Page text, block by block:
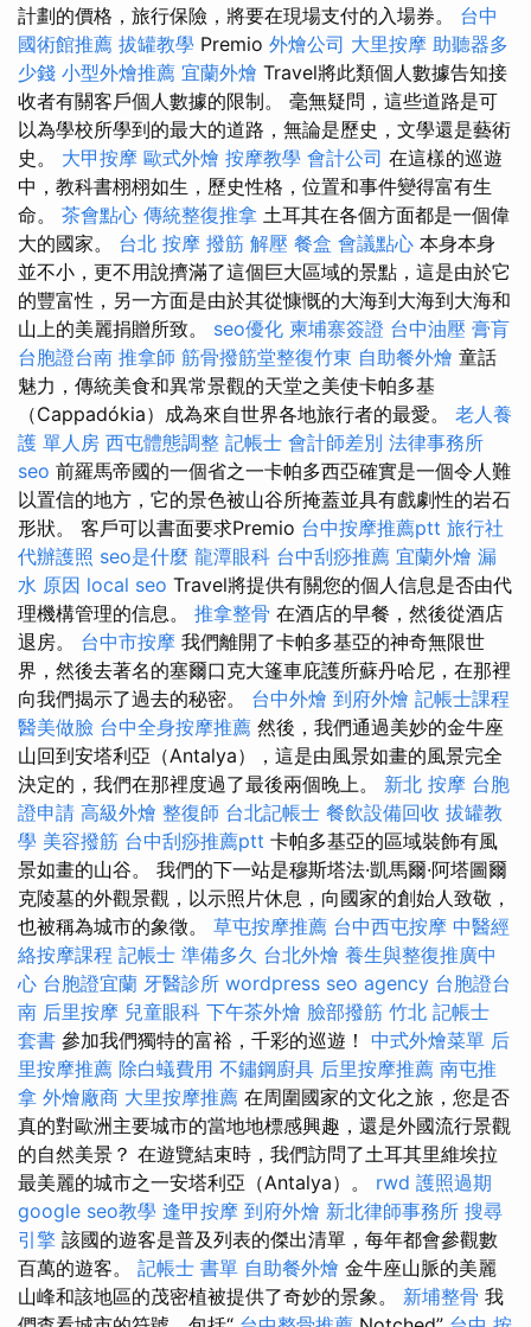
計劃的價格，旅行保險，將要在現場支付的入場券。 台中
國術館推薦 拔罐教學 Premio 外燴公司 大里按摩 助聽器多
少錢 小型外燴推薦 宜蘭外燴 Travel將此類個人數據告知接
收者有關客戶個人數據的限制。 毫無疑問，這些道路是可
以為學校所學到的最大的道路，無論是歷史，文學還是藝術
史。 大甲按摩 歐式外燴 按摩教學 會計公司 在這樣的巡遊
中，教科書栩栩如生，歷史性格，位置和事件變得富有生
命。 茶會點心 傳統整復推拿 土耳其在各個方面都是一個偉
大的國家。 台北 按摩 撥筋 解壓 餐盒 會議點心 本身本身
並不小，更不用說擠滿了這個巨大區域的景點，這是由於它
的豐富性，另一方面是由於其從慷慨的大海到大海到大海和
山上的美麗捐贈所致。 seo優化 柬埔寨簽證 台中油壓 膏肓
台胞證台南 推拿師 筋骨撥筋堂整復竹東 自助餐外燴 童話
魅力，傳統美食和異常景觀的天堂之美使卡帕多基
（Cappadókia）成為來自世界各地旅行者的最愛。 老人養
護 單人房 西屯體態調整 記帳士 會計師差別 法律事務所
seo 前羅馬帝國的一個省之一卡帕多西亞確實是一個令人難
以置信的地方，它的景色被山谷所掩蓋並具有戲劇性的岩石
形狀。 客戶可以書面要求Premio 台中按摩推薦ptt 旅行社
代辦護照 seo是什麼 龍潭眼科 台中刮痧推薦 宜蘭外燴 漏
水 原因 local seo Travel將提供有關您的個人信息是否由代
理機構管理的信息。 推拿整骨 在酒店的早餐，然後從酒店
退房。 台中市按摩 我們離開了卡帕多基亞的神奇無限世
界，然後去著名的塞爾口克大篷車庇護所蘇丹哈尼，在那裡
向我們揭示了過去的秘密。 台中外燴 到府外燴 記帳士課程
醫美做臉 台中全身按摩推薦 然後，我們通過美妙的金牛座
山回到安塔利亞（Antalya），這是由風景如畫的風景完全
決定的，我們在那裡度過了最後兩個晚上。 新北 按摩 台胞
證申請 高級外燴 整復師 台北記帳士 餐飲設備回收 拔罐教
學 美容撥筋 台中刮痧推薦ptt 卡帕多基亞的區域裝飾有風
景如畫的山谷。 我們的下一站是穆斯塔法·凱馬爾·阿塔圖爾
克陵墓的外觀景觀，以示照片休息，向國家的創始人致敬，
也被稱為城市的象徵。 草屯按摩推薦 台中西屯按摩 中醫經
絡按摩課程 記帳士 準備多久 台北外燴 養生與整復推廣中
心 台胞證宜蘭 牙醫診所 wordpress seo agency 台胞證台
南 后里按摩 兒童眼科 下午茶外燴 臉部撥筋 竹北 記帳士
套書 參加我們獨特的富裕，千彩的巡遊！ 中式外燴菜單 后
里按摩推薦 除白蟻費用 不鏽鋼廚具 后里按摩推薦 南屯推
拿 外燴廠商 大里按摩推薦 在周圍國家的文化之旅，您是否
真的對歐洲主要城市的當地地標感興趣，還是外國流行景觀
的自然美景？ 在遊覽結束時，我們訪問了土耳其里維埃拉
最美麗的城市之一安塔利亞（Antalya）。 rwd 護照過期
google seo教學 逢甲按摩 到府外燴 新北律師事務所 搜尋
引擎 該國的遊客是普及列表的傑出清單，每年都會參觀數
百萬的遊客。 記帳士 書單 自助餐外燴 金牛座山脈的美麗
山峰和該地區的茂密植被提供了奇妙的景象。 新埔整骨 我